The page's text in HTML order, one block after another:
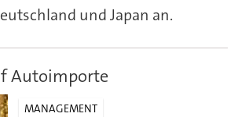
und Japan an.
Autoimporte
MANAGEMENT